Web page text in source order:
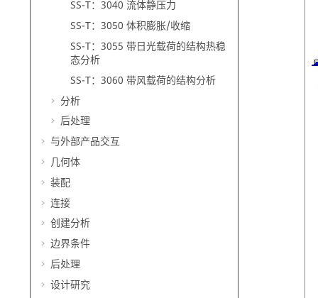
SS-T：3040 流体静压力
SS-T：3050 体积膨胀/收缩
SS-T：3055 带日光载荷的结构热稳
态分析
SS-T：3060 带风载荷的结构分析
分析
后处理
与外部产品交互
几何体
装配
连接
创建分析
边界条件
后处理
设计研究